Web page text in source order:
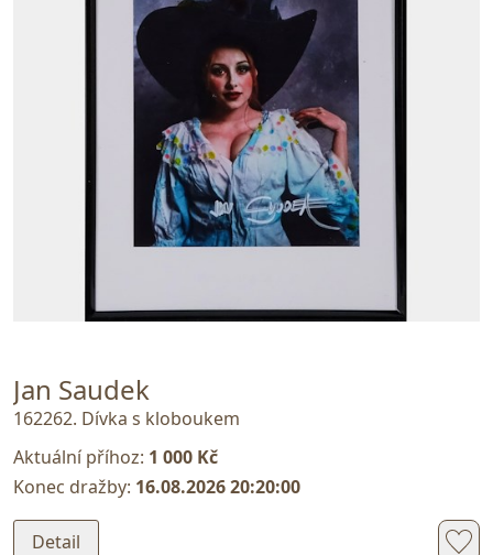
Jan Saudek
162262. Dívka s kloboukem
Aktuální příhoz: 1 000 Kč
Konec dražby: 16.08.2026 20:20:00
Detail